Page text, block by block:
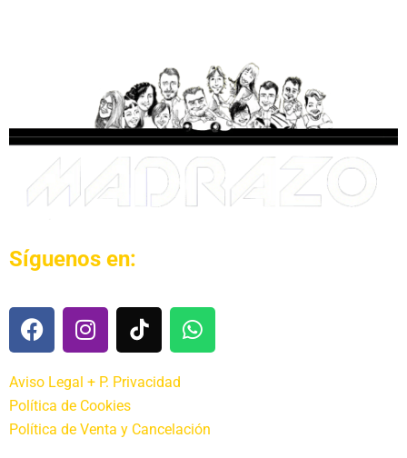
Síguenos en:
Aviso Legal + P. Privacidad
Política de Cookies
Política de Venta y Cancelación